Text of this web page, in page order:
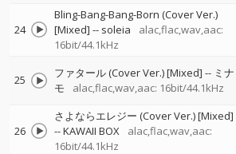
24
Bling-Bang-Bang-Born (Cover Ver.)
[Mixed] -- soleia
alac,flac,wav,aac:
16bit/44.1kHz
25 ファタール (Cover Ver.) [Mixed] -- ミナ
モ
alac,flac,wav,aac: 16bit/44.1kHz
26
さよならエレジー (Cover Ver.) [Mixed]
--KAWAII BOX
alac,flac,wav,aac:
16bit/44.1kHz